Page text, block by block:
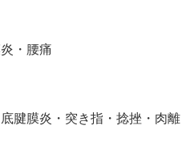
・腰痛
腱膜炎・突き指・捻挫・肉離